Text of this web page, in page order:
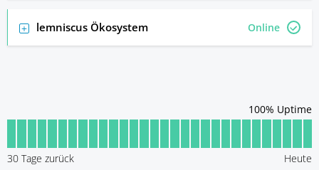
lemniscus Ökosystem Online
100% Uptime
30 Tage zurück Heute